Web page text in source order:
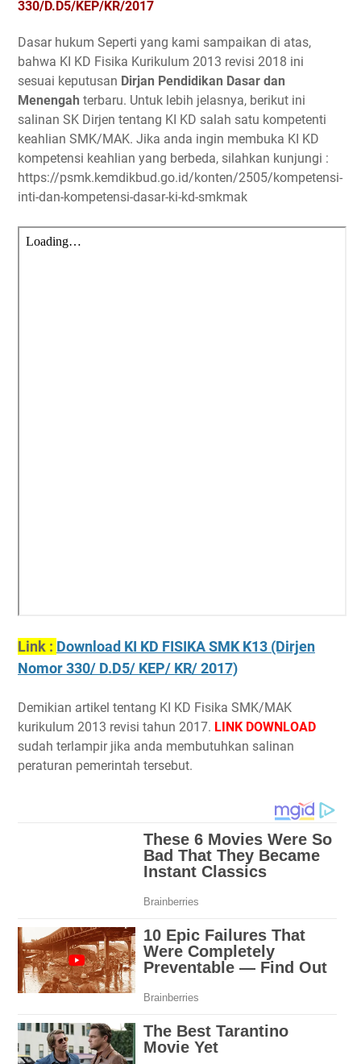
330/D.D5/KEP/KR/2017
Dasar hukum Seperti yang kami sampaikan di atas,
bahwa KI KD Fisika Kurikulum 2013 revisi 2018 ini
sesuai keputusan Dirjan Pendidikan Dasar dan
Menengah terbaru. Untuk lebih jelasnya, berikut ini
salinan SK Dirjen tentang KI KD salah satu kompetenti
keahlian SMK/MAK. Jika anda ingin membuka KI KD
kompetensi keahlian yang berbeda, silahkan kunjungi :
https://psmk.kemdikbud.go.id/konten/2505/kompetensi-
inti-dan-kompetensi-dasar-ki-kd-smkmak
Link : Download KI KD FISIKA SMK K13 (Dirjen
Nomor 330/ D.D5/ KEP/ KR/ 2017)
Demikian artikel tentang KI KD Fisika SMK/MAK
kurikulum 2013 revisi tahun 2017. LINK DOWNLOAD
sudah terlampir jika anda membutuhkan salinan
peraturan pemerintah tersebut.